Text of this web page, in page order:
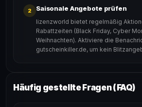
2 Saisonale Angebote prüfen
lizenzworld bietet regelmäßig
Rabattzeiten (Black Friday, Cyber
Weihnachten). Aktiviere die
gutscheinkiller.de, um kein
Häufig gestellte Fragen (FAQ)